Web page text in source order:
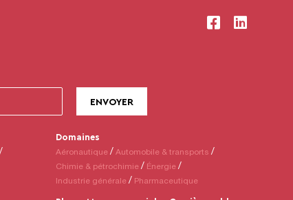
Domaines
Aéronautique
Automobile & transports
Chimie & pétrochimie
Énergie
Industrie générale
Pharmaceutique